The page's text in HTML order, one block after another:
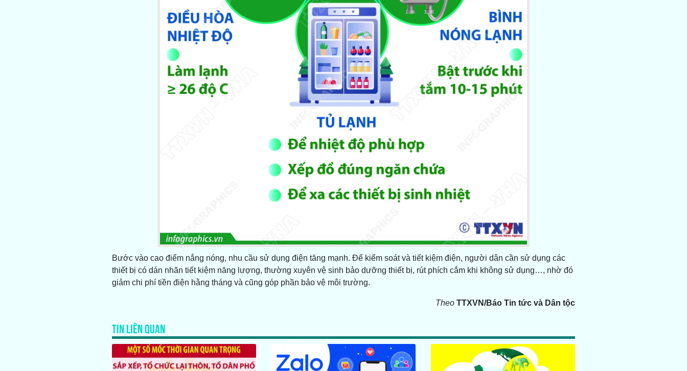
Bước vào cao điểm nắng nóng, nhu cầu sử dụng điện tăng mạnh. Để kiểm soát và tiết kiệm điện, người dân cần sử dụng các
thiết bị có dán nhãn tiết kiệm năng lượng, thường xuyên vệ sinh bảo dưỡng thiết bị, rút phích cắm khi không sử dụng…, nhờ đó
giảm chi phí tiền điện hằng tháng và cũng góp phần bảo vệ môi trường.
TheoTTXVN/Báo Tin tức và Dân tộc
TIN LIÊN QUAN